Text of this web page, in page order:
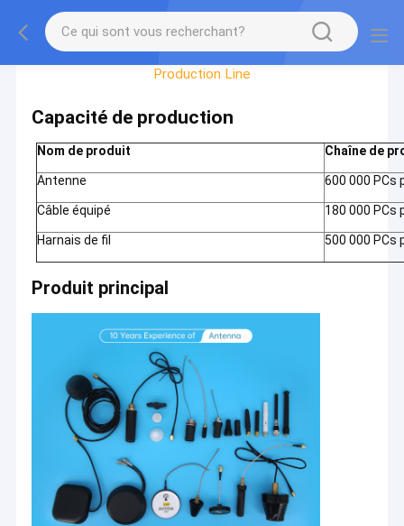
Visite D'usine
Production Line
Capacité de production
Nom de produit Chaîne de
Antenne 600 000 PCs
Câble équipé 180 000 PCs
Harnais de fil 500 000 PCs
Produit principal